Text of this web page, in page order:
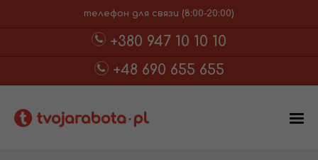
телефон для связи (8:00-20:00)
+380 947 10 10 10
+48 690 655 655